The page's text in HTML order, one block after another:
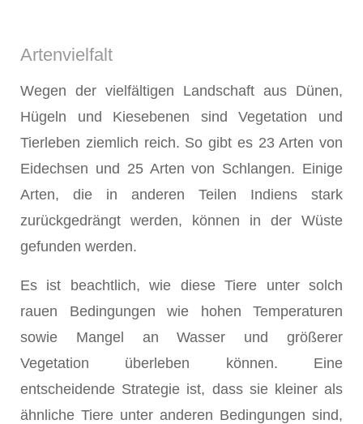
Artenvielfalt
Wegen der vielfältigen Landschaft aus Dünen,
Hügeln und Kiesebenen sind Vegetation und
Tierleben ziemlich reich. So gibt es 23 Arten von
Eidechsen und 25 Arten von Schlangen. Einige
Arten, die in anderen Teilen Indiens stark
zurückgedrängt werden, können in der Wüste
gefunden werden.
Es ist beachtlich, wie diese Tiere unter solch
rauen Bedingungen wie hohen Temperaturen
sowie Mangel an Wasser und größerer
Vegetation überleben können. Eine
entscheidende Strategie ist, dass sie kleiner als
ähnliche Tiere unter anderen Bedingungen sind,